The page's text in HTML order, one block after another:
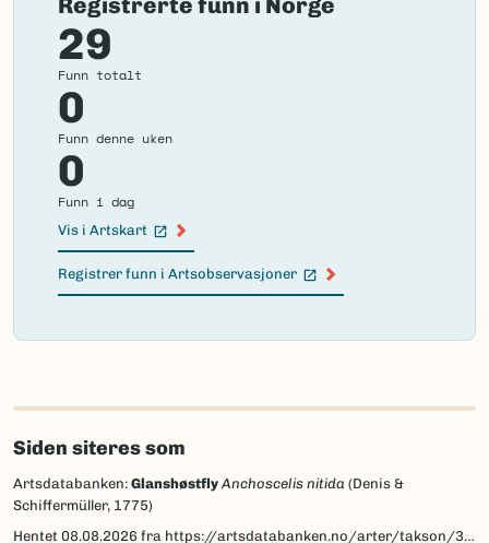
29
Funn totalt
0
Funn denne uken
0
Funn i dag
Vis i Artskart
(Ekstern lenke)
Registrer funn i Artsobservasjoner
(Ekstern lenke)
Failed
load
map.
Siden siteres som
Artsdatabanken: Glanshøstfly Anchoscelis nitida (Denis &
Schiffermüller, 1775)
Hentet 08.08.2026 fra https://artsdatabanken.no/arter/takson/30772